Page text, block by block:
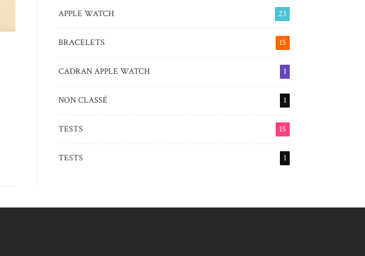
APPLE WATCH 23
BRACELETS 15
CADRAN APPLE WATCH 1
NON CLASSÉ 1
TESTS 15
TESTS 1